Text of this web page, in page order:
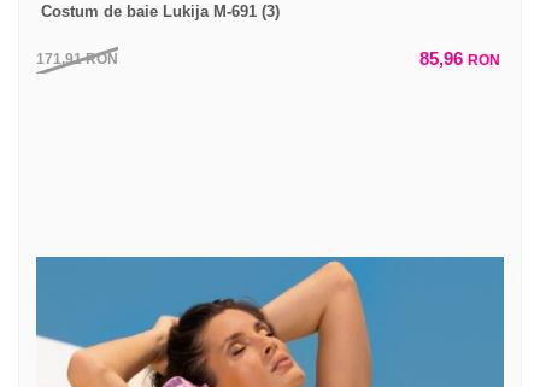
Costum de baie Lukija M-691 (3)
171,91RON 85,96 RON